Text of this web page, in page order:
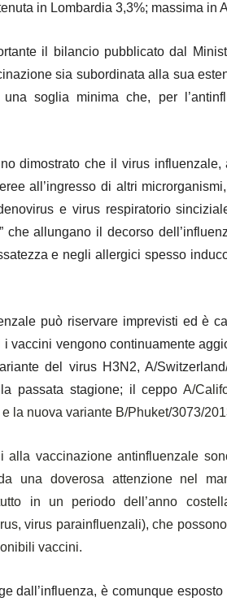
in Lombardia 3,3%; massima in
il bilancio pubblicato dal
sia subordinata alla sua
soglia minima che, per
dimostrato che il virus
all’ingresso di altri
e virus respiratorio
che allungano il decorso
e negli allergici spesso
può riservare imprevisti ed è
i vaccini vengono continuamente
del virus H3N2, A/
passata stagione; il ceppoA/
la nuova variante B/Phuket/3073/
alla vaccinazione antinfluenzale
una doverosa attenzione nel
in un periodo dell’anno
virus parainfluenzali), che
vaccini.
dall’influenza, è comunque